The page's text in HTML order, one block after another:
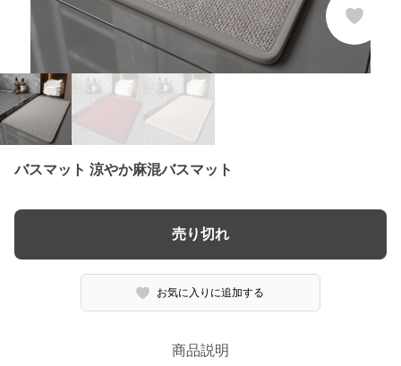
バスマット 涼やか麻混バスマット
売り切れ
お気に入りに追加する
商品説明